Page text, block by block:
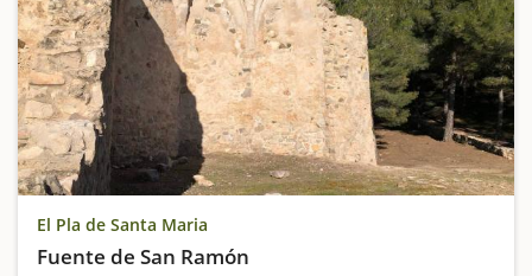
El Pla de Santa Maria
Fuente de San Ramón